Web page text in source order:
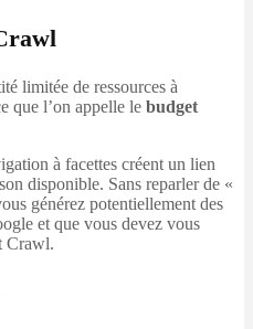
limitée de ressources à
que l’on appelle le budget
à facettes créent un lien
disponible. Sans reparler de «
générez potentiellement des
et que vous devez vous
Crawl.